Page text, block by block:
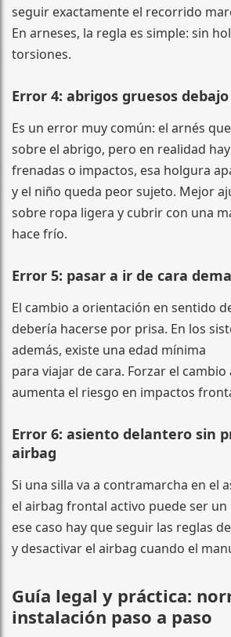
seguir exactamente el recorrido
En arneses, la regla es simple: sin
torsiones.
Error 4: abrigos gruesos
Es un error muy común: el arnés
sobre el abrigo, pero en realidad
frenadas o impactos, esa holgura
y el niño queda peor sujeto. Mejor
sobre ropa ligera y cubrir con una
hace frío.
Error 5: pasar a ir de cara
El cambio a orientación en sentido
debería hacerse por prisa. En los
además, existe una edad mínima
para viajar de cara. Forzar el
aumenta el riesgo en impactos
Error 6: asiento delantero sin
airbag
Si una silla va a contramarcha en el
el airbag frontal activo puede ser un
ese caso hay que seguir las reglas
y desactivar el airbag cuando el
Guía legal y práctica:
instalación paso a paso